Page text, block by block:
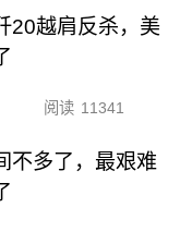
20越肩反杀，美
阅读 11341
不多了，最艰难